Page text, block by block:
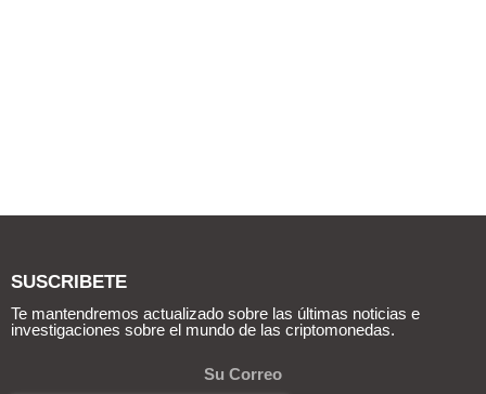
SUSCRIBETE
Te mantendremos actualizado sobre las últimas noticias e
investigaciones sobre el mundo de las criptomonedas.